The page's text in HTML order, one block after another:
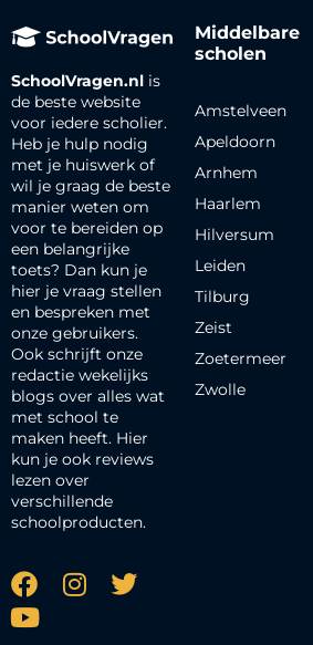
SchoolVragen.nl is
de beste website
voor iedere scholier.
Heb je hulp nodig
met je huiswerk of
wil je graag de beste
manier weten om
voor te bereiden op
een belangrijke
toets? Dan kun je
hier je vraag stellen
en bespreken met
onze gebruikers.
Ook schrijft onze
redactie wekelijks
blogs over alles wat
met school te
maken heeft. Hier
kun je ook reviews
lezen over
verschillende
schoolproducten.
Middelbare
scholen
Amstelveen
Apeldoorn
Arnhem
Haarlem
Hilversum
Leiden
Tilburg
Zeist
Zoetermeer
Zwolle